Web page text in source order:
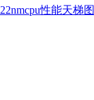
22nmcpu性能天梯图